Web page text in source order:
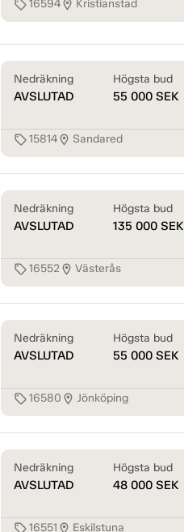
sell16594location_on Kristianstad
Nedräkning
AVSLUTAD
Högsta bud
55 000 SEK
sell15814location_on Sandared
Nedräkning
AVSLUTAD
Högsta bud
135 000 SEK
sell16552location_on Västerås
Nedräkning
AVSLUTAD
Högsta bud
55 000 SEK
sell16580 location_on Jönköping
Nedräkning
AVSLUTAD
Högsta bud
48 000 SEK
sell16551 location_on Eskilstuna